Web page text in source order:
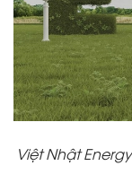
Việt Nhật